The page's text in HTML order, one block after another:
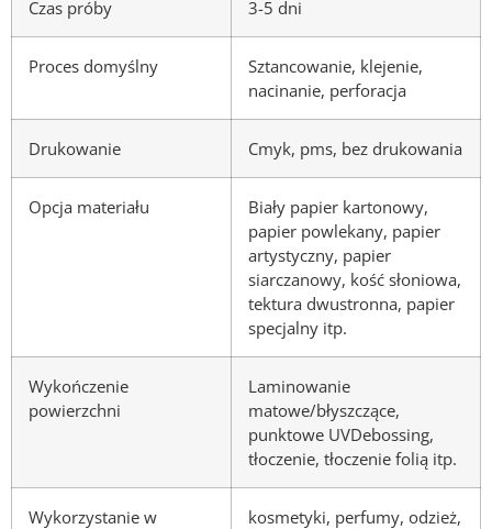
Czas próby 3-5 dni
Proces domyślny
Sztancowanie, klejenie,
nacinanie, perforacja
Drukowanie Cmyk, pms, bez drukowania
Opcja materiału
Biały papier kartonowy,
papier powlekany, papier
artystyczny, papier
siarczanowy, kość słoniowa,
tektura dwustronna, papier
specjalny itp.
Wykończenie
powierzchni
Laminowanie
matowe/błyszczące,
punktowe UVDebossing,
tłoczenie, tłoczenie folią itp.
Wykorzystanie w
kosmetyki, perfumy, odzież,